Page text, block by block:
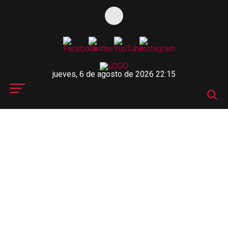
jueves, 6 de agosto de 2026 22:15